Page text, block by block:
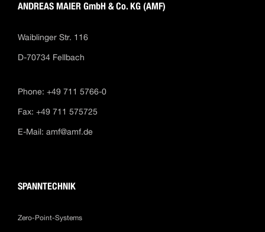
ANDREAS MAIER GmbH & Co. KG (AMF)
Waiblinger Str. 116
D-70734 Fellbach
Phone: +49 711 5766-0
Fax: +49 711 575725
E-Mail: amf@amf.de
SPANNTECHNIK
Zero-Point-Systems